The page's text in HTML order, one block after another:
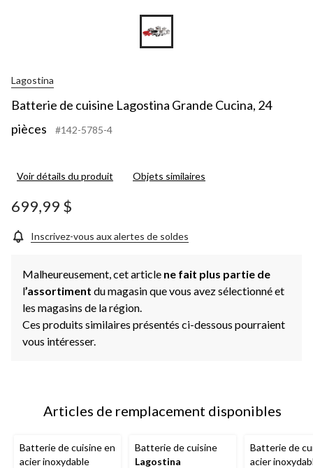
Lagostina
Batterie de cuisine Lagostina Grande Cucina, 24
pièces
#142-5785-4
Voir détails du produit Objets similaires
699,99 $
Inscrivez-vous aux alertes de soldes
Malheureusement, cet article ne fait plus partie de
l’assortiment du magasin que vous avez sélectionné et
les magasins de la région.
Ces produits similaires présentés ci-dessous pourraient
vous intéresser.
Articles de remplacement disponibles
Batterie de cuisine en
acier inoxydable
Batterie de cuisine
Lagostina
Batterie de
acier